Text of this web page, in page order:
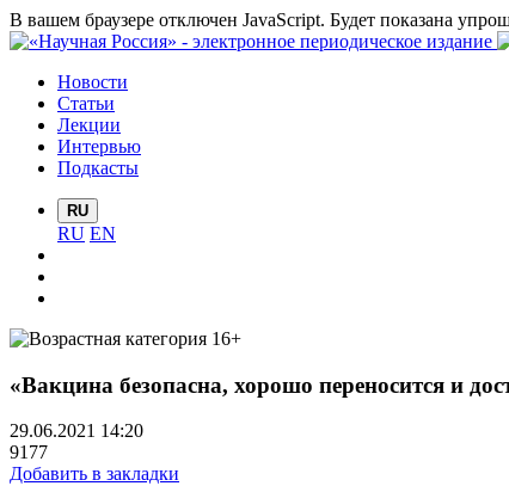
В вашем браузере отключен JavaScript. Будет показана
Новости
Статьи
Лекции
Интервью
Подкасты
RU
RU EN
«Вакцина безопасна, хорошо переносится и
29.06.2021 14:20
9177
Добавить в закладки